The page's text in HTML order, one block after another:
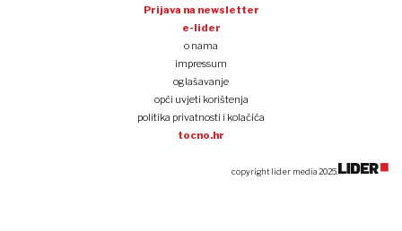
Prijava na newsletter
e-lider
o nama
impressum
oglašavanje
opći uvjeti korištenja
politika privatnosti i kolačića
tocno.hr
copyright lider media 2025.